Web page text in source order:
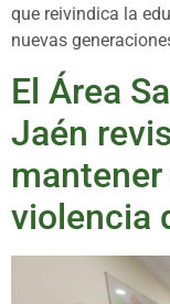
que reivindica la
nuevas
El Área
Jaén
violencia